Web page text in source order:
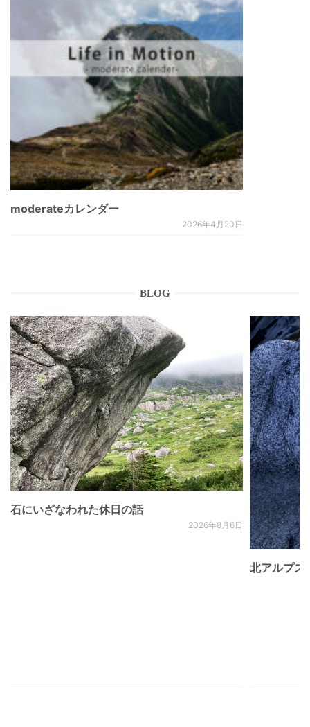
moderateカレンダー
2026年4月20日
BLOG
石にいざなわれた休日の話
2026年8月6日
北アルプ